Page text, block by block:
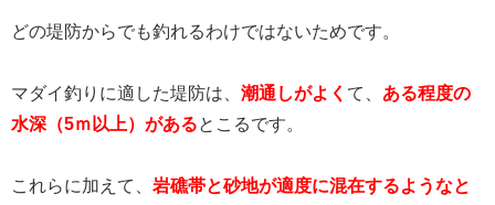
どの堤防からでも釣れるわけではないためです。
マダイ釣りに適した堤防は、 潮通しがよく て、 ある程度の
水深（5ｍ以上）がある とこるです。
これらに加えて、 岩礁帯と砂地が適度に混在するようなと